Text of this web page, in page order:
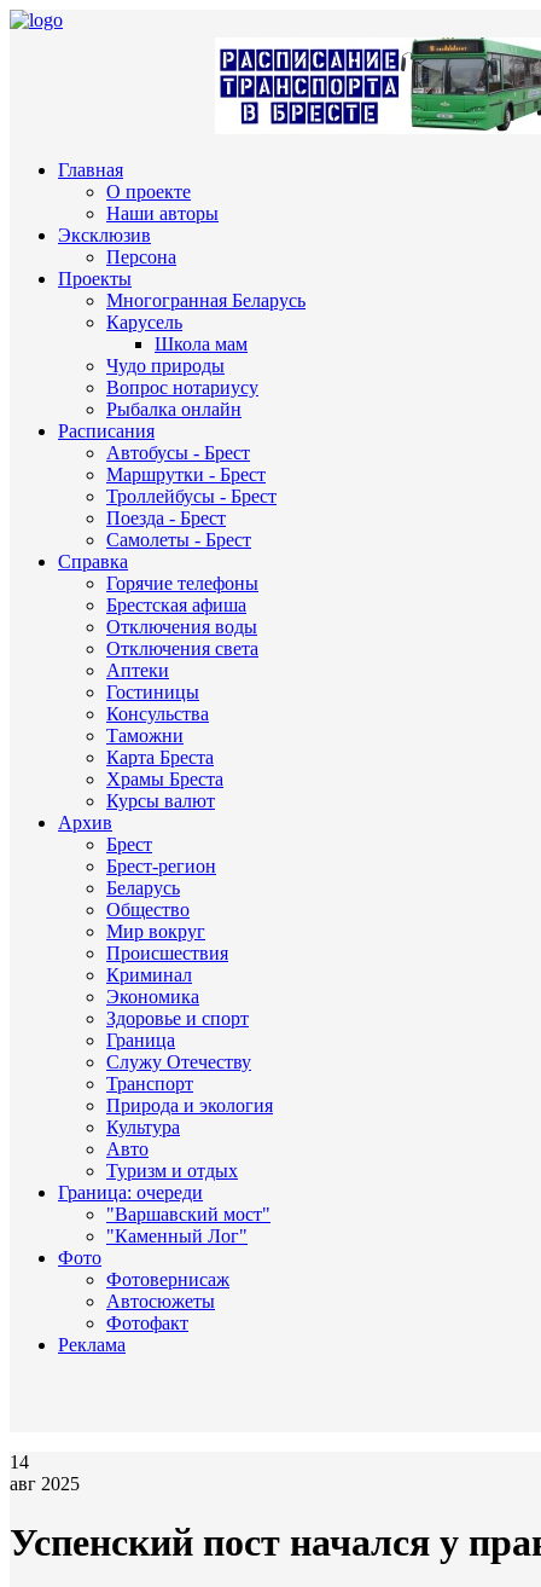
Главная
О проекте
Наши авторы
Эксклюзив
Персона
Проекты
Многогранная Беларусь
Карусель
Школа мам
Чудо природы
Вопрос нотариусу
Рыбалка онлайн
Расписания
Автобусы - Брест
Маршрутки - Брест
Троллейбусы - Брест
Поезда - Брест
Самолеты - Брест
Справка
Горячие телефоны
Брестская афиша
Отключения воды
Отключения света
Аптеки
Гостиницы
Консульства
Таможни
Карта Бреста
Храмы Бреста
Курсы валют
Архив
Брест
Брест-регион
Беларусь
Общество
Мир вокруг
Происшествия
Криминал
Экономика
Здоровье и спорт
Граница
Служу Отечеству
Транспорт
Природа и экология
Культура
Авто
Туризм и отдых
Граница: очереди
"Варшавский мост"
"Каменный Лог"
Фото
Фотовернисаж
Автосюжеты
Фотофакт
Реклама
14
авг 2025
Успенский пост начался у